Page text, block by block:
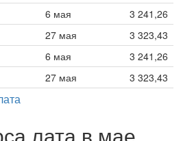
6 мая
3 241,26
27 мая
3 323,43
6 мая
3 241,26
27 мая 3 323,43